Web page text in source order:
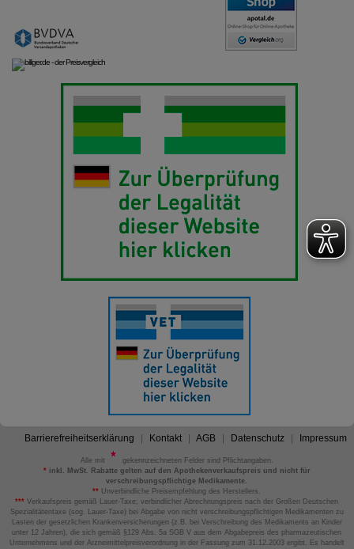
Barrierefreiheitserklärung Kontakt AGB Datenschutz Impressum
Alle mit
gekennzeichneten Felder sind Pflichtangaben.
*inkl. MwSt. Rabatte gelten auf den Apothekenverkaufspreis und nicht für
verschreibungspflichtige Medikamente.
** Unverbindliche Preisempfehlung des Herstellers.
*** Verkaufspreis gemäß Lauer-Taxe; verbindlicher Abrechnungspreis nach der Großen Deutschen
Spezialitätentaxe (sog. Lauer-Taxe) bei Abgabe von nicht verschreibungspflichtigen Medikamenten zu
Lasten der gesetzlichen Krankenversicherungen (z.B. bei Verschreibung des Medikaments an Kinder
unter 12 Jahren), die sich gemäß §129 Abs. 5a SGB V aus dem Abgabepreis des pharmazeutischen
Unternehmens und der Arzneimittelpreisverordnung in der Fassung zum 31.12.2003 ergibt. Es handelt